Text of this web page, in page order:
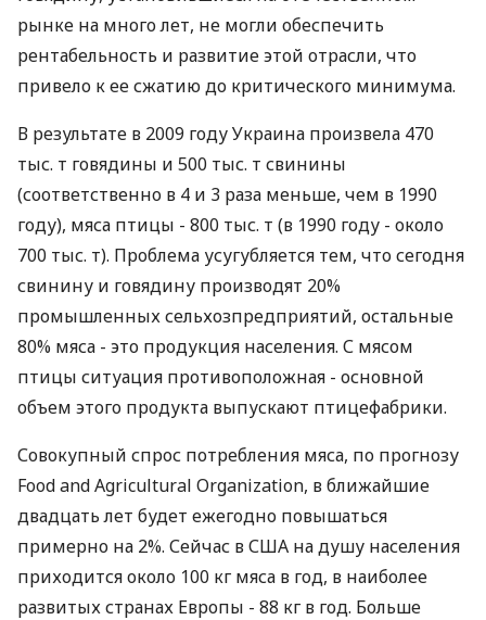
рынке на много лет, не могли обеспечить
рентабельность и развитие этой отрасли, что
привело к ее сжатию до критического минимума.
В результате в 2009 году Украина произвела 470
тыс. т говядины и 500 тыс. т свинины
(соответственно в 4 и 3 раза меньше, чем в 1990
году), мяса птицы - 800 тыс. т (в 1990 году - около
700 тыс. т). Проблема усугубляется тем, что сегодня
свинину и говядину производят 20%
промышленных сельхозпредприятий, остальные
80% мяса - это продукция населения. С мясом
птицы ситуация противоположная - основной
объем этого продукта выпускают птицефабрики.
Совокупный спрос потребления мяса, по прогнозу
Food and Agricultural Organization, в ближайшие
двадцать лет будет ежегодно повышаться
примерно на 2%. Сейчас в США на душу населения
приходится около 100 кг мяса в год, в наиболее
развитых странах Европы - 88 кг в год. Больше